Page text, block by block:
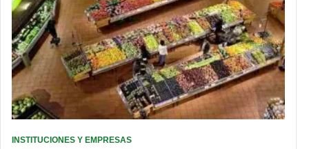
INSTITUCIONES Y EMPRESAS